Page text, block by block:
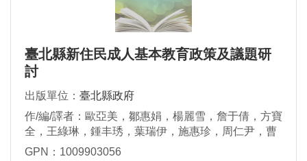
臺北縣新住民成人基本教育政策及議題研
討
出版單位： 臺北縣政府
作/編/譯者：歐亞美，鄒惠娟，楊麗雪，詹于倩，方寶
全，王綠琳，鍾丰琇，葉瑞伊，施惠珍，周仁尹，曹
美惠，彭麗琴，林依韻，李麗美，李淑敏，林桂枝
GPN：1009903056